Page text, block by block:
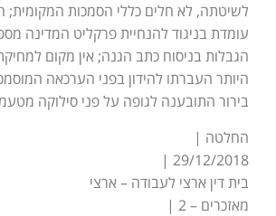
לשיטתה, לא חלים כללי הסמכות
הגבלות בניסוח כתב הגנה; אין מקום
היותר העברתו להידון בפני הערכאה
בירור התובענה לגופה על פני סילוקה
החלטה |
29/12/2018 |
בית דין ארצי לעבודה – ארצי
מאזכרים – 2 |